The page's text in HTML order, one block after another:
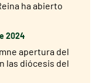
ha abierto
2024
apertura del
las diócesis del